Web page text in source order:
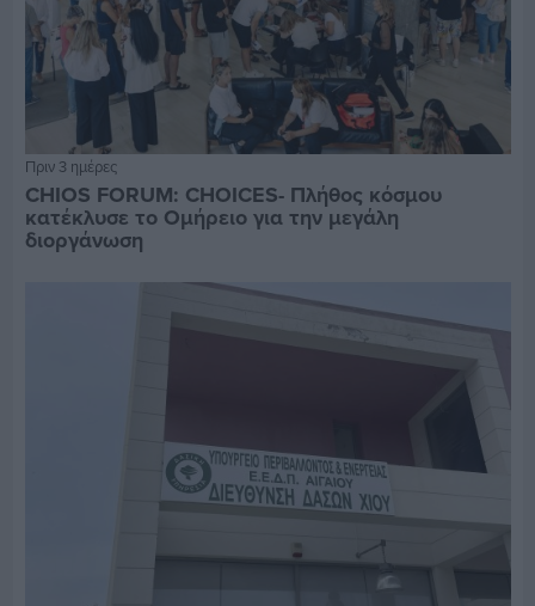
Πριν 3 ημέρες
CHIOS FORUM: CHOICES- Πλήθος κόσμου
κατέκλυσε το Ομήρειο για την μεγάλη
διοργάνωση